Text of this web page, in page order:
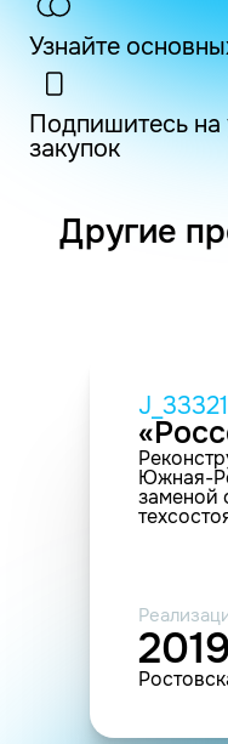
Узнайте
Подпишитесь на
закупок
Другие
Южная-
заменой